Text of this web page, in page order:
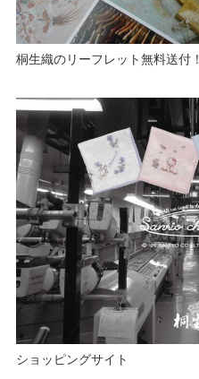
桐生織のリーフレット無料送付！
ショッピングサイト